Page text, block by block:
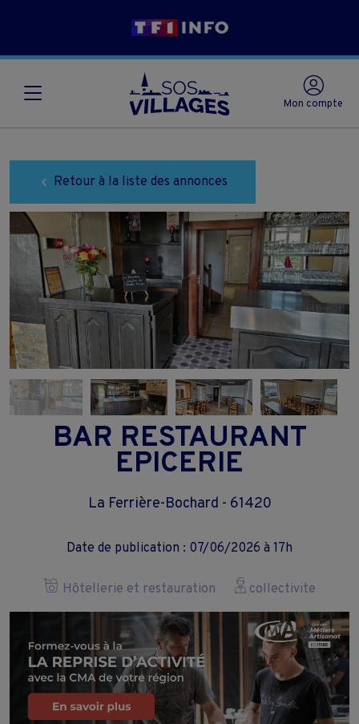
Mon compte
Retour à la liste des annonces
BAR RESTAURANT
EPICERIE
La Ferrière-Bochard - 61420
Date de publication : 07/06/2026 à 17h
Hôtellerie et restauration collectivite